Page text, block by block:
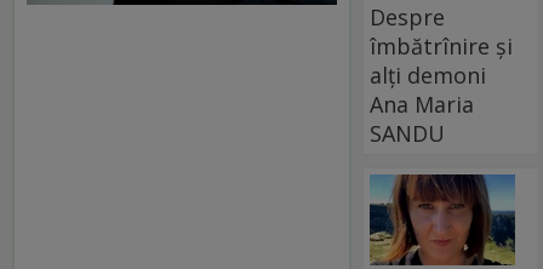
Despre
îmbătrînire și
alți demoni
Ana Maria
SANDU